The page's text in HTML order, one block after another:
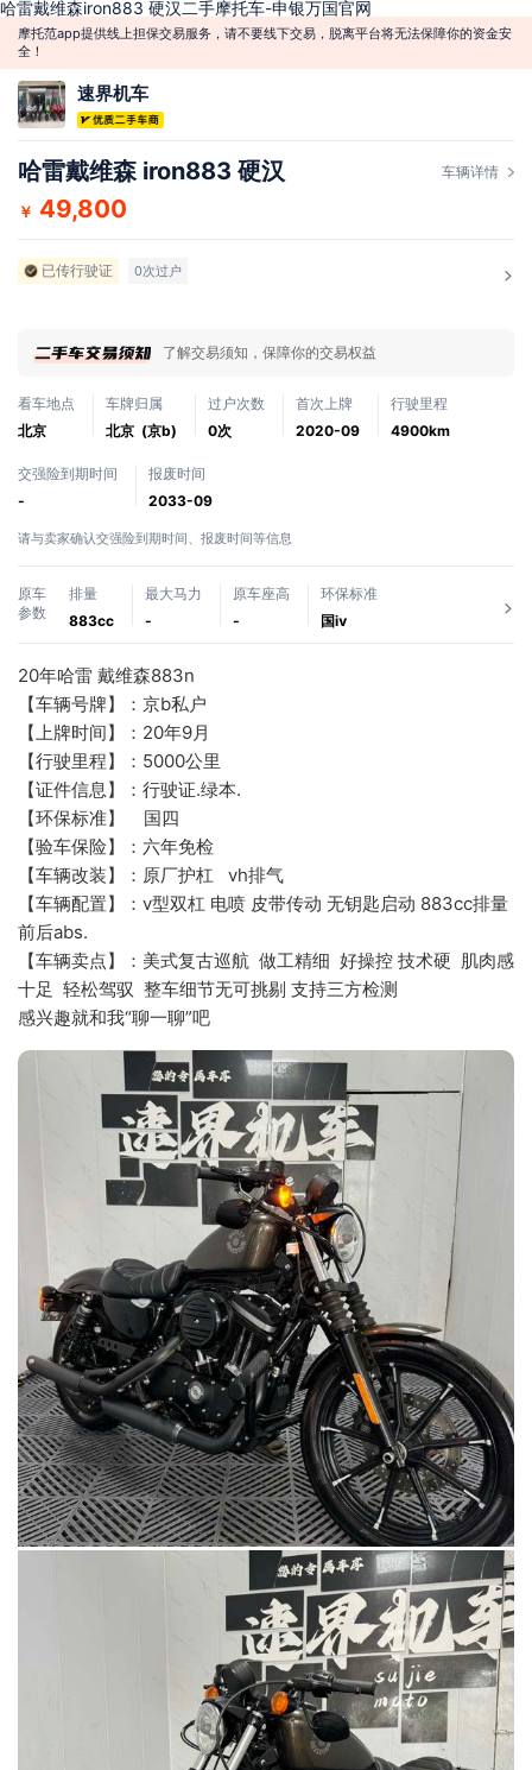
哈雷戴维森iron883 硬汉二手摩托车-申银万国官网
摩托范app提供线上担保交易服务，请不要线下交易，脱离平台将无法保障你的资金安
全！
速界机车
哈雷戴维森 iron883 硬汉 车辆详情
￥ 49,800
已传行驶证 0次过户
了解交易须知，保障你的交易权益
看车地点
北京
车牌归属
北京 (京b)
过户次数
0次
首次上牌
2020-09
行驶里程
4900km
交强险到期时间
-
报废时间
2033-09
请与卖家确认交强险到期时间、报废时间等信息
原车
参数
排量
883cc
最大马力
-
原车座高
-
环保标准
国ⅳ
20年哈雷 戴维森883n
【车辆号牌】：京b私户
【上牌时间】：20年9月
【行驶里程】：5000公里
【证件信息】：行驶证.绿本.
【环保标准】    国四
【验车保险】：六年免检
【车辆改装】：原厂护杠   vh排气
【车辆配置】：v型双杠 电喷 皮带传动 无钥匙启动 883cc排量
前后abs.
【车辆卖点】：美式复古巡航  做工精细  好操控 技术硬  肌肉感
十足  轻松驾驭  整车细节无可挑剔 支持三方检测
感兴趣就和我“聊一聊”吧